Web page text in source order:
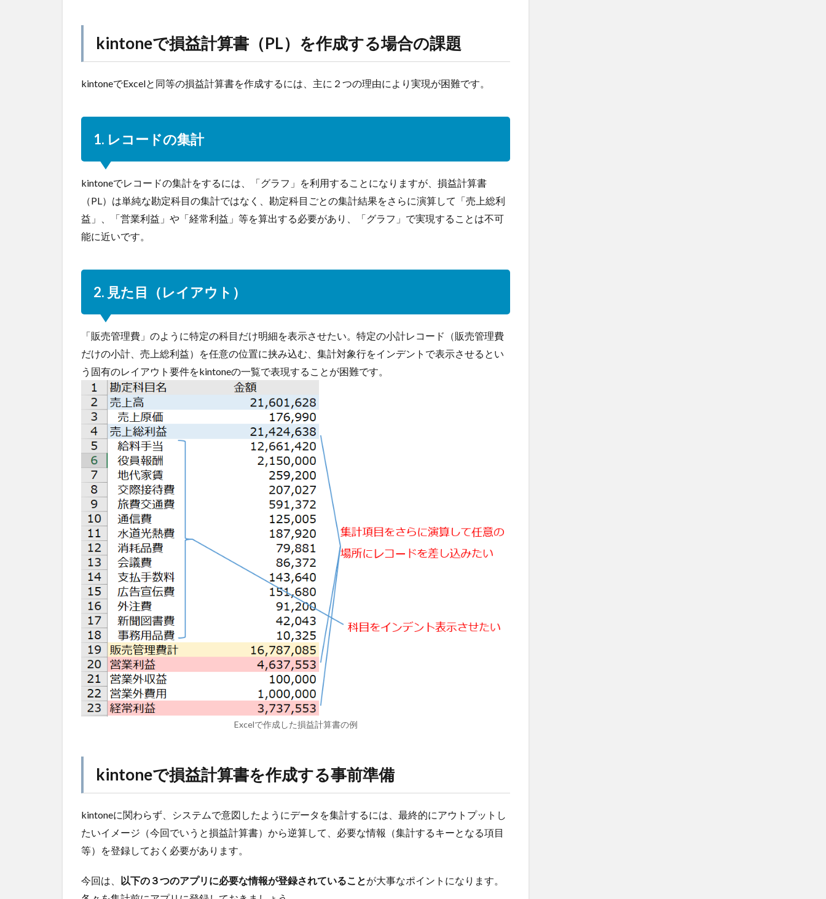
kintoneで損益計算書（PL）を作成する場合の課題
kintoneでExcelと同等の損益計算書を作成するには、主に２つの理由により実現が困難です。
1. レコードの集計
kintoneでレコードの集計をするには、「グラフ」を利用することになりますが、損益計算書
（PL）は単純な勘定科目の集計ではなく、勘定科目ごとの集計結果をさらに演算して「売上総利
益」、「営業利益」や「経常利益」等を算出する必要があり、「グラフ」で実現することは不可
能に近いです。
2. 見た目（レイアウト）
「販売管理費」のように特定の科目だけ明細を表示させたい。特定の小計レコード（販売管理費
だけの小計、売上総利益）を任意の位置に挟み込む、集計対象行をインデントで表示させるとい
う固有のレイアウト要件をkintoneの一覧で表現することが困難です。
Excelで作成した損益計算書の例
kintoneで損益計算書を作成する事前準備
kintoneに関わらず、システムで意図したようにデータを集計するには、最終的にアウトプットし
たいイメージ（今回でいうと損益計算書）から逆算して、必要な情報（集計するキーとなる項目
等）を登録しておく必要があります。
今回は、 以下の３つのアプリに必要な情報が登録されていることが大事なポイントになります。